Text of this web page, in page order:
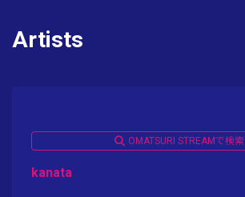
Artists
OMATSURI STREAMで検索
kanata